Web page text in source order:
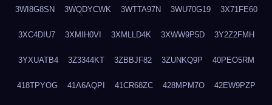
3WI8G8SN 3WQDYCWK 3WTTA97N 3WU70G19 3X71FE60
3XC4DIU7 3XMIH0VI 3XMLLD4K 3XWW9P5D 3Y2Z2FMH
3YXUATB4 3Z3344KT 3ZBBJF82 3ZUNKQ9P 40PEO5RM
418TPYOG 41A6AQPI 41CR68ZC 428MPM7O 42EW9PZP